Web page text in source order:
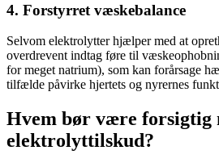
4. Forstyrret væskebalance
Selvom elektrolytter hjælper med at
overdrevent indtag føre til
for meget natrium), som kan forårsage
tilfælde påvirke hjertets og nyrernes
Hvem bør være forsigtig
elektrolyttilskud?